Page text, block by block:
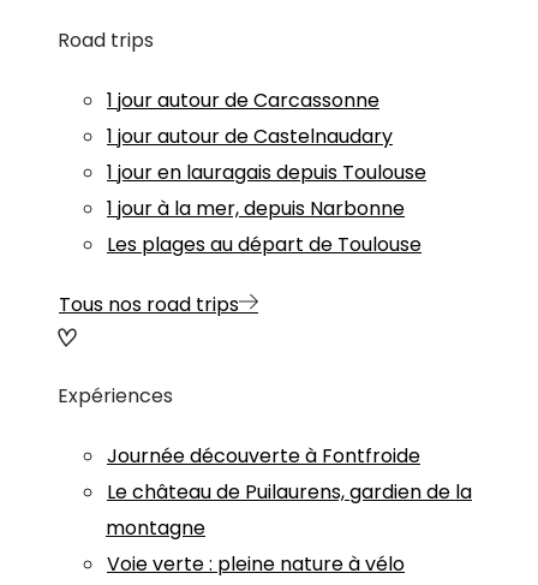
Road trips
1 jour autour de Carcassonne
1 jour autour de Castelnaudary
1 jour en lauragais depuis Toulouse
1 jour à la mer, depuis Narbonne
Les plages au départ de Toulouse
Tous nos road trips
Expériences
Journée découverte à Fontfroide
Le château de Puilaurens, gardien de la
montagne
Voie verte : pleine nature à vélo